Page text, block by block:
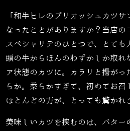
「和牛ヒレのブリオッシュカツ
なったことがありますか？当店の
スペシャリテのひとつで、とても
頭の牛からほんのわずかしか取れ
ア状態のカツに。カラリと揚がっ
らか。柔らかすぎて、初めてお召
ほとんどの方が、とっても驚かれ
美味しいカツを挟むのは、バター